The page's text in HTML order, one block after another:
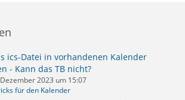
ics-Datei in vorhandenen Kalender
- Kann das TB nicht?
2023 um 15:07
für den Kalender